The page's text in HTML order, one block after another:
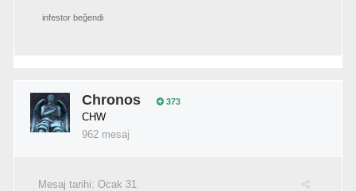
infestor beğendi
Chronos 373
CHW
962 mesaj
Mesaj tarihi: Ocak 31